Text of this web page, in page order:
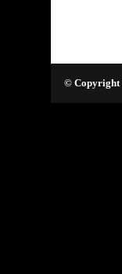
© Copyright